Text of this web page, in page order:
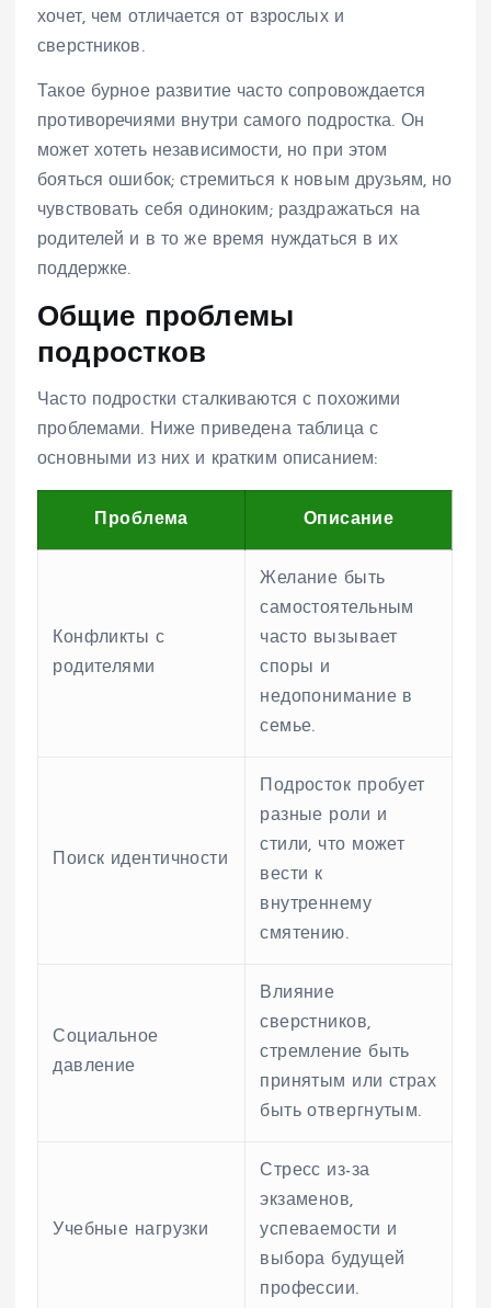
хочет, чем отличается от взрослых и
сверстников.
Такое бурное развитие часто сопровождается
противоречиями внутри самого подростка. Он
может хотеть независимости, но при этом
бояться ошибок; стремиться к новым друзьям, но
чувствовать себя одиноким; раздражаться на
родителей и в то же время нуждаться в их
поддержке.
Общие проблемы
подростков
Часто подростки сталкиваются с похожими
проблемами. Ниже приведена таблица с
основными из них и кратким описанием:
Проблема Описание
Конфликты с
родителями
Желание быть
самостоятельным
часто вызывает
споры и
недопонимание в
семье.
Поиск идентичности
Подросток пробует
разные роли и
стили, что может
вести к
внутреннему
смятению.
Социальное
давление
Влияние
сверстников,
стремление быть
принятым или страх
быть отвергнутым.
Учебные нагрузки
Стресс из-за
экзаменов,
успеваемости и
выбора будущей
профессии.